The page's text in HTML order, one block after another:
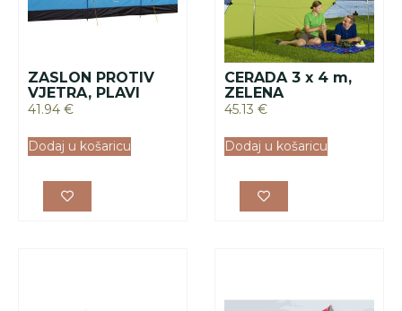
ZASLON PROTIV
VJETRA, PLAVI
41.94 €
Dodaj u košaricu
CERADA 3 x 4 m,
ZELENA
45.13 €
Dodaj u košaricu